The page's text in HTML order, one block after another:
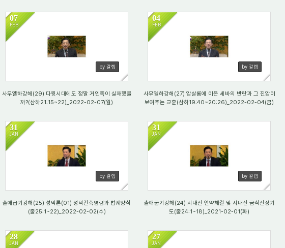
07
FEB
by 갈렙
사무엘하강해(29) 다윗시대에도 정말 거인족이 실재했을
까?(삼하21:15~22)_2022-02-07(월)
04
FEB
by 갈렙
사무엘하강해(27) 압살롬에 이은 세바의 반란과 그 진압이
보여주는 교훈(삼하19:40~20:26)_2022-02-04(금)
31
JAN
by 갈렙
출애굽기강해(25) 성막론(01) 성막건축명령과 법궤양식
(출25:1~22)_2022-02-02(수)
31
JAN
by 갈렙
출애굽기강해(24) 시내산 언약체결 및 시내산 금식산상기
도(출24:1~18)_2021-02-01(화)
28
JAN
27
JAN